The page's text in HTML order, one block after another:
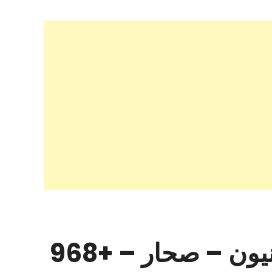
مكتب محمد الحوسني محامون ومستشارون قانونيون – صحار – +968